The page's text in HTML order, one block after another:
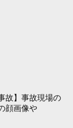
故】事故現場の
顔画像や